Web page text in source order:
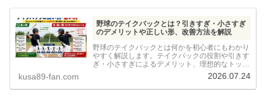
野球のテイクバックとは？引きすぎ・小さすぎ
のデメリットや正しい形、改善方法を解説
野球のテイクバックとは何かを初心者にもわかり
やすく解説します。テイクバックの役割や引きす
ぎ・小さすぎによるデメリット、理想的なトップ
の位置、改善方法や練習のコツまで、草野球経験
kusa89-fan.com 2026.07.24